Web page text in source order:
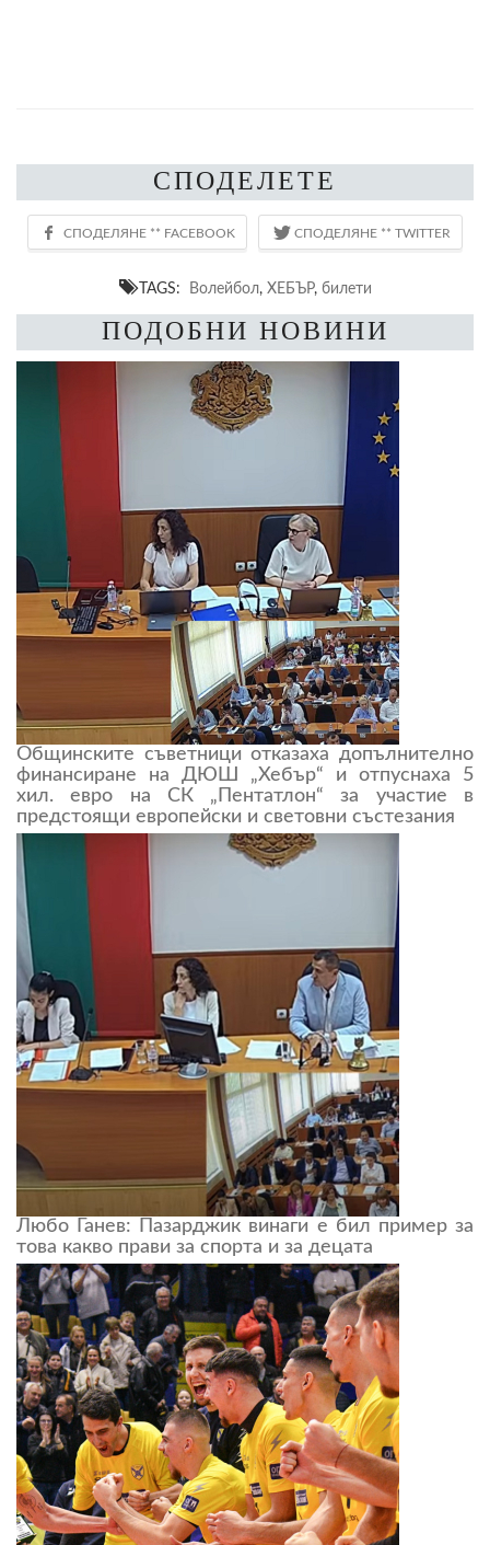
СПОДЕЛЕТЕ
TAGS: Волейбол, ХЕБЪР, билети
ПОДОБНИ НОВИНИ
Общинските съветници отказаха допълнително
финансиране на ДЮШ „Хебър“ и отпуснаха 5
хил. евро на СК „Пентатлон“ за участие в
предстоящи европейски и световни състезания
Любо Ганев: Пазарджик винаги е бил пример за
това какво прави за спорта и за децата